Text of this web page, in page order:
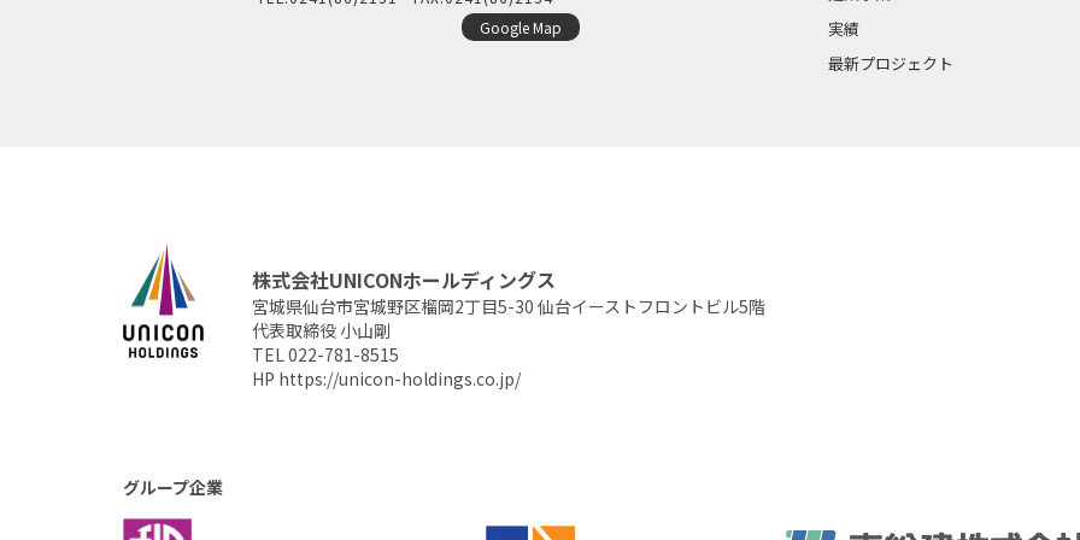
Google Map
実績
最新プロジェクト
株式会社UNICONホールディングス
宮城県仙台市宮城野区榴岡2丁目5-30 仙台イーストフロントビル5階
代表取締役 小山剛
TEL 022-781-8515
HP https://unicon-holdings.co.jp/
グループ企業